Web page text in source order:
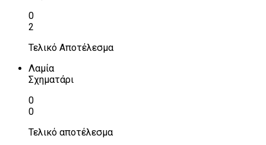
0
2
Τελικό Αποτέλεσμα
Λαμία
Σχηματάρι
0
0
Τελικό αποτέλεσμα